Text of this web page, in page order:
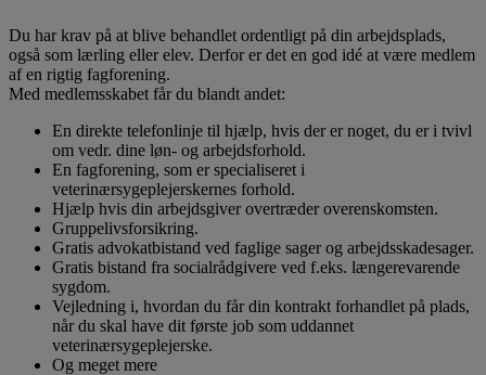
Du har krav på at blive behandlet ordentligt på din arbejdsplads,
også som lærling eller elev. Derfor er det en god idé at være medlem
af en rigtig fagforening.
Med medlemsskabet får du blandt andet:
En direkte telefonlinje til hjælp, hvis der er noget, du er i tvivl
om vedr. dine løn- og arbejdsforhold.
En fagforening, som er specialiseret i
veterinærsygeplejerskernes forhold.
Hjælp hvis din arbejdsgiver overtræder overenskomsten.
Gruppelivsforsikring.
Gratis advokatbistand ved faglige sager og arbejdsskadesager.
Gratis bistand fra socialrådgivere ved f.eks. længerevarende
sygdom.
Vejledning i, hvordan du får din kontrakt forhandlet på plads,
når du skal have dit første job som uddannet
veterinærsygeplejerske.
Og meget mere